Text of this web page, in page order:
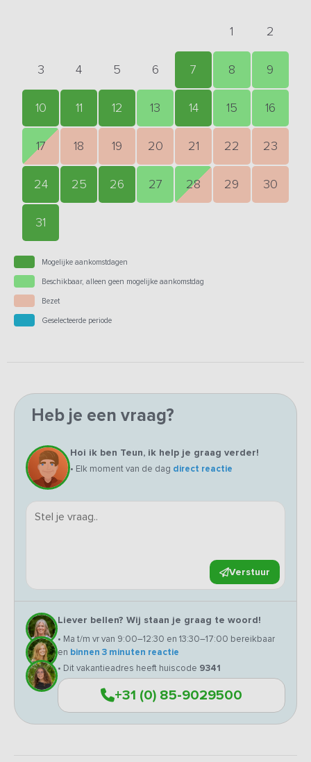
1 2
3 4 5 6 7 8 9
10 11 12 13 14 15 16
17 18 19 20 21 22 23
24 25 26 27 28 29 30
31
Mogelijke aankomstdagen
Beschikbaar, alleen geen mogelijke aankomstdag
Bezet
Geselecteerde periode
Heb je een vraag?
Hoi ik ben Teun, ik help je graag verder!
• Elk moment van de dag direct reactie
Verstuur
Liever bellen? Wij staan je graag te woord!
• Ma t/m vr van 9:00–12:30 en 13:30–17:00 bereikbaar
en binnen 3 minuten reactie
• Dit vakantieadres heeft huiscode 9341
+31 (0) 85-9029500